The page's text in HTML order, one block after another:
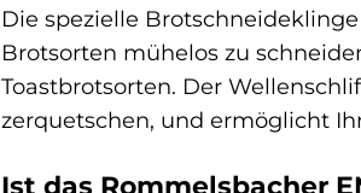
Die spezielle
Brotsorten mühelos zu
Toastbrotsorten. Der
zerquetschen, und ermöglicht
Ist das Rommelsbacher